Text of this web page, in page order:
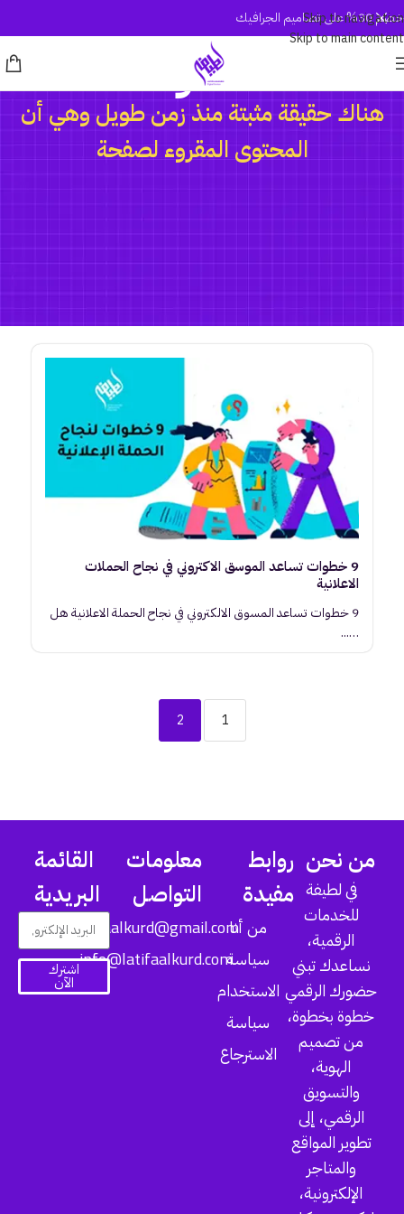
Skip to navigation
Skip to main content
خصم 30% على تصاميم الجرافيك
المدونة
هناك حقيقة مثبتة منذ زمن طويل وهي أن
المحتوى المقروء لصفحة
9 خطوات تساعد الموسق الاكتروني في نجاح الحملات
الاعلانية
9 خطوات تساعد المسوق الالكتروني في نجاح الحملة الاعلانية هل
…...
1
2
من نحن
في لطيفة
للخدمات
الرقمية،
نساعدك تبني
حضورك الرقمي
خطوة بخطوة،
من تصميم
الهوية،
والتسويق
الرقمي، إلى
تطوير المواقع
والمتاجر
الإلكترونية،
روابط
مفيدة
من أنا
سياسة
الاستخدام
سياسة
الاسترجاع
معلومات
التواصل
latifaalkurd@gmail.com
info@latifaalkurd.com
القائمة
البريدية
اشترك
الآن